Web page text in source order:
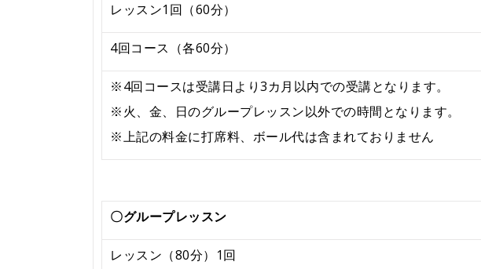
レッスン1回（60分）
4回コース（各60分）
※4回コースは受講日より3カ月以内での受講となります。
※火、金、日のグループレッスン以外での時間となります。
※上記の料金に打席料、ボール代は含まれておりません
〇グループレッスン
レッスン（80分）1回